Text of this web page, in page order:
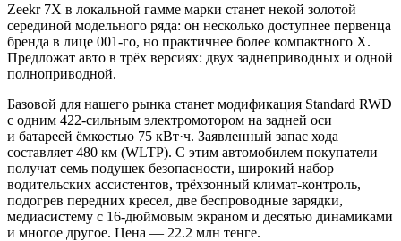
Zeekr 7X в локальной гамме марки станет некой золотой
серединой модельного ряда: он несколько доступнее первенца
бренда в лице 001-го, но практичнее более компактного X.
Предложат авто в трёх версиях: двух заднеприводных и одной
полноприводной.
Базовой для нашего рынка станет модификация Standard RWD
c одним 422-сильным электромотором на задней оси
и батареей ёмкостью 75 кВт·ч. Заявленный запас хода
составляет 480 км (WLTP). С этим автомобилем покупатели
получат семь подушек безопасности, широкий набор
водительских ассистентов, трёхзонный климат-контроль,
подогрев передних кресел, две беспроводные зарядки,
медиасистему с 16-дюймовым экраном и десятью динамиками
и многое другое. Цена — 22.2 млн тенге.